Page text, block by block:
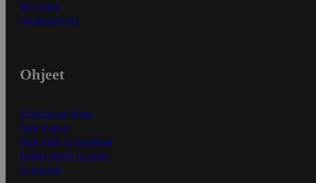
Myymälät
Asiakaspalvelu
Ohjeet
Ensitilaajan ohjeet
Näin maksat
Näin tilaat ja muokkaat
Kaikki ohjeet ja vinkit
In English